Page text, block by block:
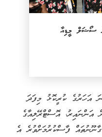
ސޯޝަލް މީޑިއާ
ވެސް 2027 ވަނަ އަހަރުގެ ކުރީކޮޅު މިފަދަ
އަންނައިރު، އޮސްޓްރޭލިއާގެ
ފާސްކުރުމަށްވުރެ އެ